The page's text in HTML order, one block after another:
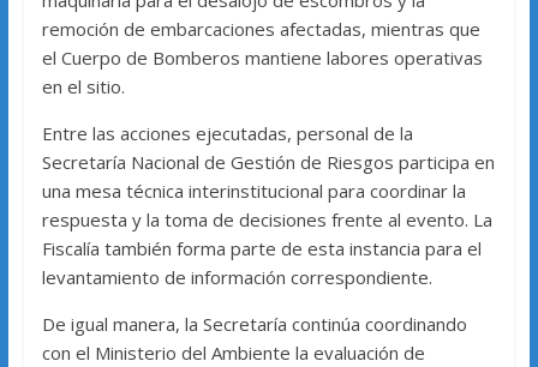
remoción de embarcaciones afectadas, mientras que
el Cuerpo de Bomberos mantiene labores operativas
en el sitio.
Entre las acciones ejecutadas, personal de la
Secretaría Nacional de Gestión de Riesgos participa en
una mesa técnica interinstitucional para coordinar la
respuesta y la toma de decisiones frente al evento. La
Fiscalía también forma parte de esta instancia para el
levantamiento de información correspondiente.
De igual manera, la Secretaría continúa coordinando
con el Ministerio del Ambiente la evaluación de